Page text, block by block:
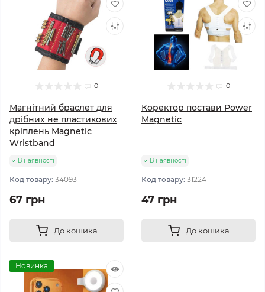
0
Магнітний браслет для
дрібних не пластикових
кріплень Magnetic
Wristband
В наявності
Код товару: 34093
67 грн
До кошика
0
Коректор постави Power
Magnetic
В наявності
Код товару: 31224
47 грн
До кошика
Новинка